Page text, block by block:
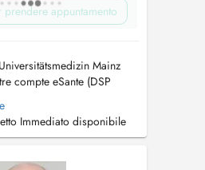
appuntamento
Mainz
compte eSante (DSP
rendez-vous NON
ANNULE 24h l'AVANCE
die nicht
abgesagt werden, sind
Immediato disponibile